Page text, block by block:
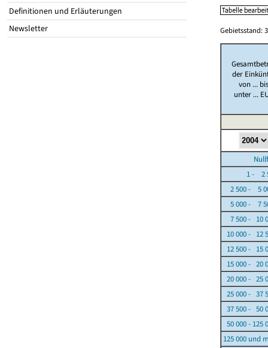
Definitionen und Erläuterungen
Newsletter
Gebietsstand:
der
von ...
unter ...
1 - 2
2 500 - 5
5 000 - 7
7 500 - 10
10 000 - 12
12 500 - 15
15 000 - 20
20 000 - 25
25 000 - 37
37 500 - 50
50 000 - 125
125 000 und